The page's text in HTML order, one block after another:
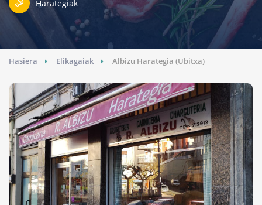
Harategiak
Hasiera Elikagaiak Albizu Harategia (Ubitxa)